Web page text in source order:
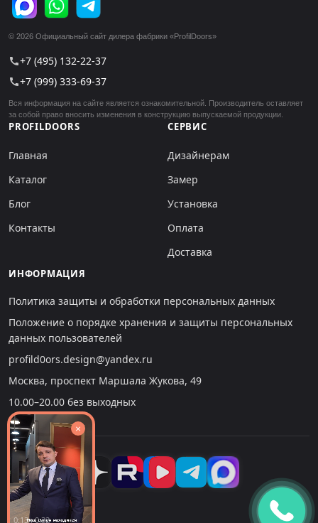
© 2026 Официальный сайт дилера фабрики «ProfilDoors»
call+7 (495) 132-22-37
call+7 (999) 333-69-37
Вся информация на сайте является ознакомительной. Производитель оставляет
за собой право вносить изменения в конструкцию выпускаемой продукции.
PROFILDOORS
Главная
Каталог
Блог
Контакты
СЕРВИС
Дизайнерам
Замер
Установка
Оплата
Доставка
ИНФОРМАЦИЯ
Политика защиты и обработки персональных данных
Положение о порядке хранения и защиты персональных
данных пользователей
profild0ors.design@yandex.ru
Москва, проспект Маршала Жукова, 49
10.00–20.00 без выходных
0:13 : 0:32
×